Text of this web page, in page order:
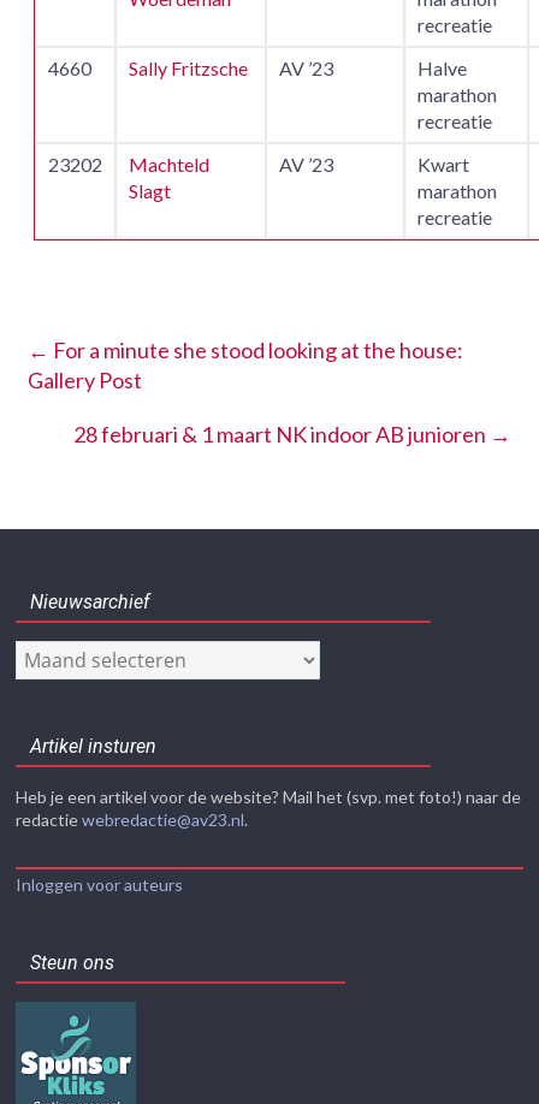
recreatie
4660
Sally Fritzsche AV ’23
Halve
marathon
recreatie
23202
Machteld
Slagt
AV ’23
Kwart
marathon
recreatie
← For a minute she stood looking at the house:
Gallery Post
28 februari & 1 maart NK indoor AB junioren →
Nieuwsarchief
Nieuwsarchief
Artikel insturen
Heb je een artikel voor de website? Mail het (svp. met foto!) naar de
redactiewebredactie@av23.nl.
Inloggen voor auteurs
Steun ons